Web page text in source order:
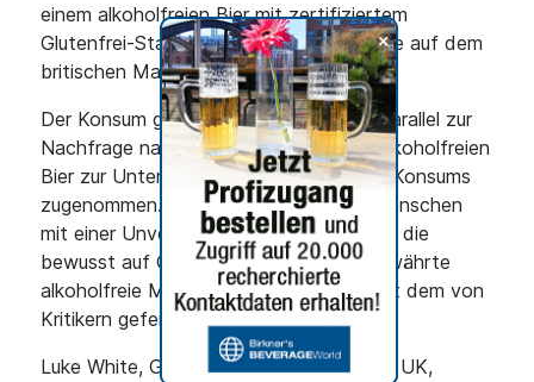
+
einem alkoholfreien Bier mit zertifiziertem
Glutenfrei-Status – eine Kombination, die auf dem
britischen Markt selten ist.
Der Konsum glutenfreier Produkte hat parallel zur
Nachfrage nach einem hochwertigen, alkoholfreien
Bier zur Unterstützung eines maßvollen Konsums
zugenommen. Mit Daura 0,0 % steht Menschen
mit einer Unverträglichkeit oder solchen, die
bewusst auf Gluten verzichten, eine bewährte
alkoholfreie Marke zur Verfügung, die mit dem von
Kritikern gefeierten Daura verbunden ist.
Luke White, Geschäftsführer von Damm UK,